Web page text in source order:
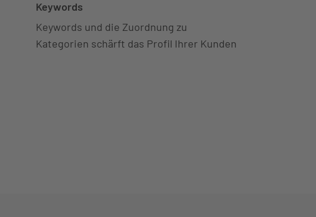
Keywords
Keywords und die Zuordnung zu
Kategorien schärft das Profil Ihrer Kunden